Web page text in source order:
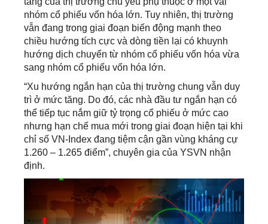
nhóm cổ phiếu vốn hóa lớn. Tuy nhiên, thị trường
vẫn đang trong giai đoạn biến động mạnh theo
chiều hướng tích cực và dòng tiền lại có khuynh
hướng dịch chuyển từ nhóm cổ phiếu vốn hóa vừa
sang nhóm cổ phiếu vốn hóa lớn.
“Xu hướng ngắn hạn của thị trường chung vẫn duy
trì ở mức tăng. Do đó, các nhà đầu tư ngắn hạn có
thể tiếp tục nắm giữ tỷ trọng cổ phiếu ở mức cao
nhưng hạn chế mua mới trong giai đoạn hiện tại khi
chỉ số VN-Index đang tiệm cận gần vùng kháng cự
1.260 – 1.265 điểm”, chuyên gia của YSVN nhận
định.